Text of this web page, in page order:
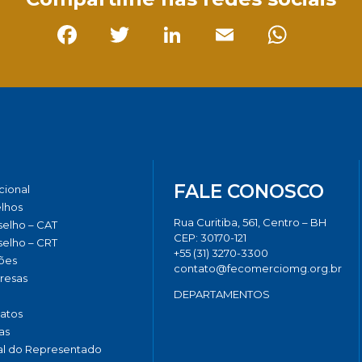
– CAT
– CRT
do Representado
FALE CONOSCO
Rua Curitiba, 561, Centro – BH
CEP: 30170-121
+55 (31) 3270-3300
contato@fecomerciomg.org.br
DEPARTAMENTOS